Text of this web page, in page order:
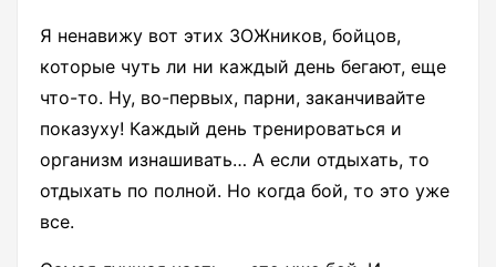
Я ненавижу вот этих ЗОЖников, бойцов,
которые чуть ли ни каждый день бегают, еще
что-то. Ну, во-первых, парни, заканчивайте
показуху! Каждый день тренироваться и
организм изнашивать… А если отдыхать, то
отдыхать по полной. Но когда бой, то это уже
все.